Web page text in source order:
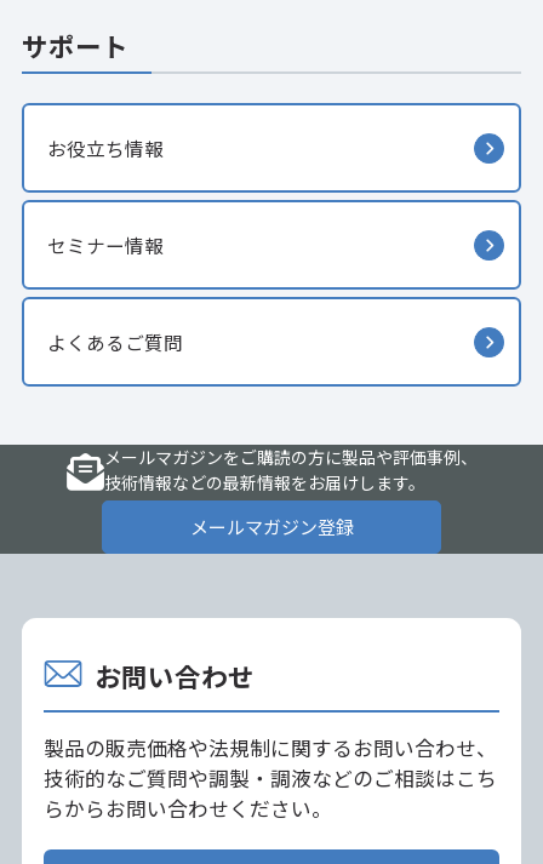
サポート
お役立ち情報
セミナー情報
よくあるご質問
メールマガジンをご購読の方に製品や評価事例、
技術情報などの最新情報をお届けします。
メールマガジン登録
お問い合わせ
製品の販売価格や法規制に関するお問い合わせ、
技術的なご質問や調製・調液などのご相談はこち
らからお問い合わせください。